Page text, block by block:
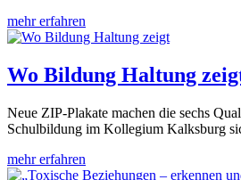
mehr erfahren
Wo Bildung Haltung
Neue ZIP-Plakate machen die sechs
Schulbildung im Kollegium Kalksburg
mehr erfahren